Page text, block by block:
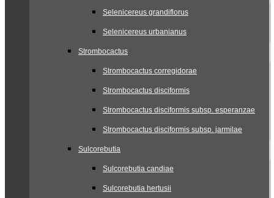
Selenicereus grandiflorus
Selenicereus urbanianus
Strombocactus
Strombocactus corregidorae
Strombocactus disciformis
Strombocactus disciformis subsp. esperanzae
Strombocactus disciformis subsp. jarmilae
Sulcorebutia
Sulcorebutia candiae
Sulcorebutia hertusii